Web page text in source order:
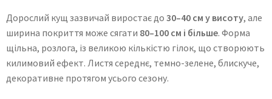
Дорослий кущ зазвичай виростає до 30–40 см у висоту, але
ширина покриття може сягати 80–100 см і більше. Форма
щільна, розлога, із великою кількістю гілок, що створюють
килимовий ефект. Листя середнє, темно-зелене, блискуче,
декоративне протягом усього сезону.